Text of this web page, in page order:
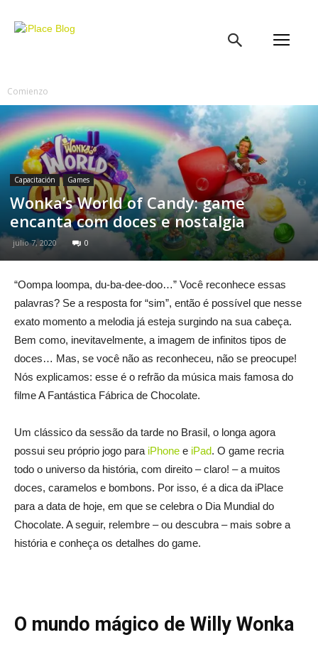
Comienzo
Capacitación Games
Wonka’s World of Candy: game
encanta com doces e nostalgia
julio 7, 2020 0
“Oompa loompa, du-ba-dee-doo…” Você reconhece essas
palavras? Se a resposta for “sim”, então é possível que nesse
exato momento a melodia já esteja surgindo na sua cabeça.
Bem como, inevitavelmente, a imagem de infinitos tipos de
doces… Mas, se você não as reconheceu, não se preocupe!
Nós explicamos: esse é o refrão da música mais famosa do
filme A Fantástica Fábrica de Chocolate.
Um clássico da sessão da tarde no Brasil, o longa agora
possui seu próprio jogo para iPhone e iPad. O game recria
todo o universo da história, com direito – claro! – a muitos
doces, caramelos e bombons. Por isso, é a dica da iPlace
para a data de hoje, em que se celebra o Dia Mundial do
Chocolate. A seguir, relembre – ou descubra – mais sobre a
história e conheça os detalhes do game.
O mundo mágico de Willy Wonka